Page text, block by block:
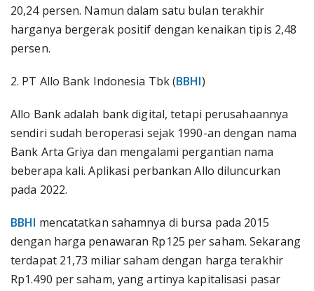
20,24 persen. Namun dalam satu bulan terakhir
harganya bergerak positif dengan kenaikan tipis 2,48
persen.
2. PT Allo Bank Indonesia Tbk (BBHI)
Allo Bank adalah bank digital, tetapi perusahaannya
sendiri sudah beroperasi sejak 1990-an dengan nama
Bank Arta Griya dan mengalami pergantian nama
beberapa kali. Aplikasi perbankan Allo diluncurkan
pada 2022.
BBHI mencatatkan sahamnya di bursa pada 2015
dengan harga penawaran Rp125 per saham. Sekarang
terdapat 21,73 miliar saham dengan harga terakhir
Rp1.490 per saham, yang artinya kapitalisasi pasar